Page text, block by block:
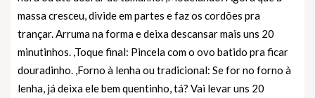
massa cresceu, divide em partes e faz os cordões pra
trançar. Arruma na forma e deixa descansar mais uns 20
minutinhos. ,Toque final: Pincela com o ovo batido pra ficar
douradinho. ,Forno à lenha ou tradicional: Se for no forno à
lenha, já deixa ele bem quentinho, tá? Vai levar uns 20